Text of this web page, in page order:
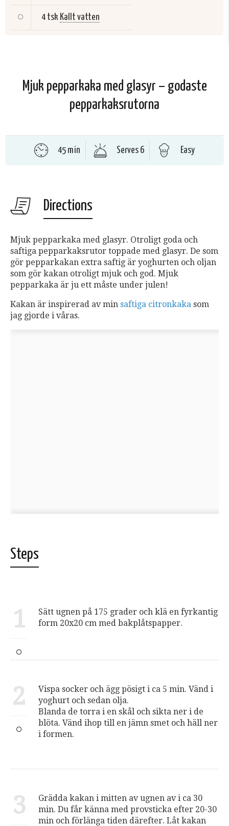
4 tsk Kallt vatten
Mjuk pepparkaka med glasyr – godaste
pepparkaksrutorna
45 min Serves 6 Easy
Directions
Mjuk pepparkaka med glasyr. Otroligt goda och
saftiga pepparkaksrutor toppade med glasyr. De som
gör pepparkakan extra saftig är yoghurten och oljan
som gör kakan otroligt mjuk och god. Mjuk
pepparkaka är ju ett måste under julen!
Kakan är inspirerad av min saftiga citronkaka som
jag gjorde i våras.
Steps
1
Sätt ugnen på 175 grader och klä en fyrkantig
form 20x20 cm med bakplåtspapper.
2
Vispa socker och ägg pösigt i ca 5 min. Vänd i
yoghurt och sedan olja.
Blanda de torra i en skål och sikta ner i de
blöta. Vänd ihop till en jämn smet och häll ner
i formen.
3
Grädda kakan i mitten av ugnen av i ca 30
min. Du får känna med provsticka efter 20-30
min och förlänga tiden därefter. Låt kakan